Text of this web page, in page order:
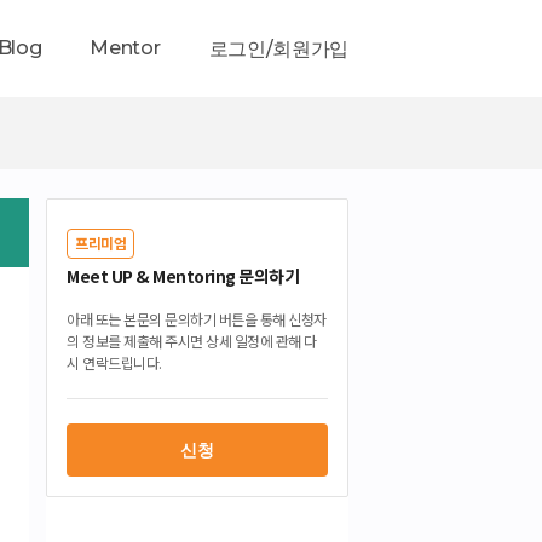
Mentor 로그인/회원가입
프리미엄
Meet UP & Mentoring 문의하기
아래 또는 본문의 문의하기 버튼을 통해 신청자
의 정보를 제출해 주시면 상세 일정에 관해 다
시 연락드립니다.
신청